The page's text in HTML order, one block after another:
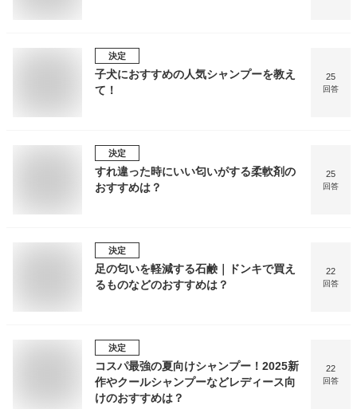
決定
子犬におすすめの人気シャンプーを教え
て！
25
回答
決定
すれ違った時にいい匂いがする柔軟剤の
おすすめは？
25
回答
決定
足の匂いを軽減する石鹸｜ドンキで買え
るものなどのおすすめは？
22
回答
決定
コスパ最強の夏向けシャンプー！2025新
作やクールシャンプーなどレディース向
けのおすすめは？
22
回答